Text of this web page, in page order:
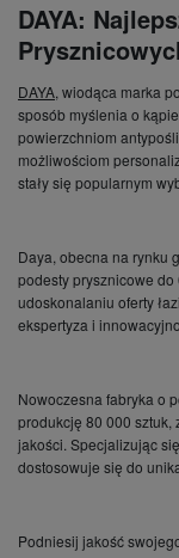
DAYA:
DAYA, wiodąca marka
sposób myślenia o
powierzchniom
możliwościom
stały się popularnym
Daya, obecna na rynku
podesty prysznicowe
udoskonalaniu oferty
ekspertyza i
Nowoczesna fabryka o
produkcję 80 000 sztuk,
jakości. Specjalizując
dostosowuje się do
Podniesij jakość